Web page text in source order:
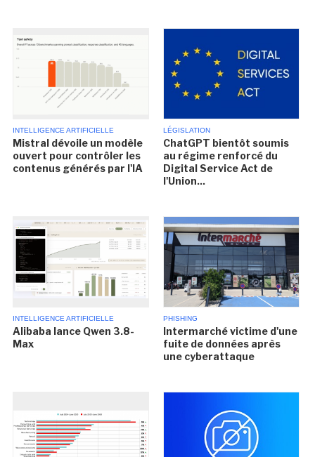
INTELLIGENCE ARTIFICIELLE
Mistral dévoile un modèle
ouvert pour contrôler les
contenus générés par l'IA
LÉGISLATION
ChatGPT bientôt soumis
au régime renforcé du
Digital Service Act de
l'Union...
INTELLIGENCE ARTIFICIELLE
Alibaba lance Qwen 3.8-
Max
PHISHING
Intermarché victime d'une
fuite de données après
une cyberattaque